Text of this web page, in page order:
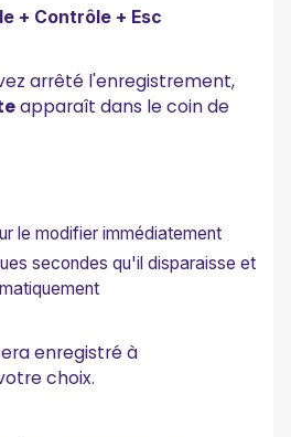
+ Contrôle + Esc
arrêté l'enregistrement,
apparaît dans le coin de
le modifier immédiatement
secondes qu'il disparaisse et
enregistré à
choix.